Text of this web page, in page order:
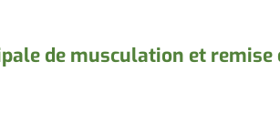
de musculation et remise